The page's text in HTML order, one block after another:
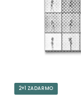
K
TU 2+1 ZADARMO